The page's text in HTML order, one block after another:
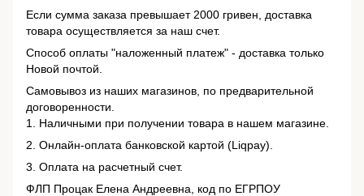
Если сумма заказа превышает 2000 гривен, доставка
товара осуществляется за наш счет.
Способ оплаты "наложенный платеж" - доставка только
Новой почтой.
Самовывоз из наших магазинов, по предварительной
договоренности.
1. Наличными при получении товара в нашем магазине.
2. Онлайн-оплата банковской картой (Liqpay).
3. Оплата на расчетный счет.
ФЛП Процак Елена Андреевна, код по ЕГРПОУ